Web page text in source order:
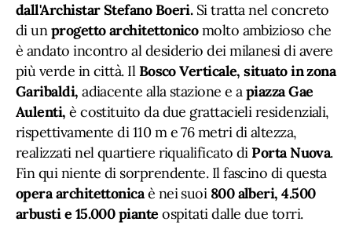
dall'Archistar Stefano Boeri. Si tratta nel concreto
di unprogetto architettonicomolto ambizioso che
è andato incontro al desiderio dei milanesi di avere
più verde in città. IlBosco Verticale, situato in zona
Garibaldi,adiacente alla stazione e apiazza Gae
Aulenti, è costituito da due grattacieli residenziali,
rispettivamente di 110 m e 76 metri di altezza,
realizzati nel quartiere riqualificato diPorta Nuova.
Fin qui niente di sorprendente. Il fascino di questa
opera architettonicaè nei suoi 800 alberi, 4.500
arbusti e 15.000 piante ospitati dalle due torri.